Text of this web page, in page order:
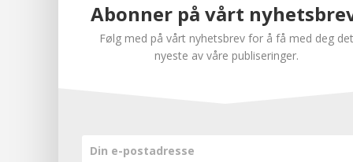
Abonner på vårt
Følg med på vårt nyhetsbrev for å få med deg det
nyeste av våre publiseringer.